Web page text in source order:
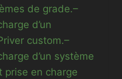
de grade.–
d’un
custom.–
d’un système
prise en charge